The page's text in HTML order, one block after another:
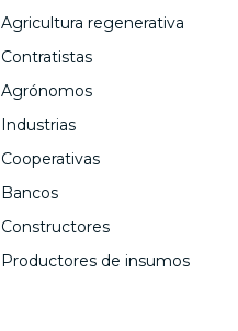
Agricultura regenerativa
Contratistas
Agrónomos
Industrias
Cooperativas
Bancos
Constructores
Productores de insumos